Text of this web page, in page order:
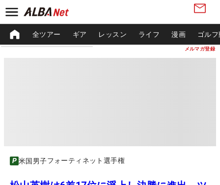
メルマガ登録
全ツアー ギア レッスン ライフ 漫画 ゴル
米国男子フォーティネット選手権